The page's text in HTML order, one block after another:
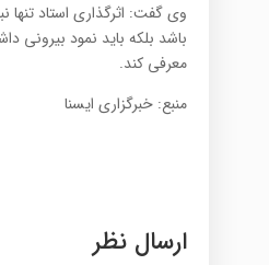
وی گفت: اثرگذاری استاد تنها
باشد بلکه باید نمود بیرونی
معرفی کند.
منبع: خبرگزاری ایسنا
ارسال نظر